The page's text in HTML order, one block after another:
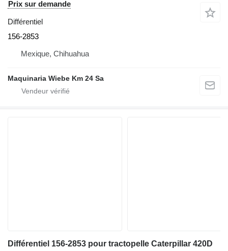
Prix sur demande
Différentiel
156-2853
Mexique, Chihuahua
Maquinaria Wiebe Km 24 Sa
Différentiel 156-2853 pour tractopelle Caterpillar 420D